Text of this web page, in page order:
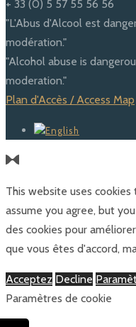
+ 33 (0) 5 57 55 56 56
"L'Abus d'Alcool est
modération."
"Alcohol abuse is
moderation."
Plan d'Accès / Access Map
This website uses
assume you agree, but
des cookies pour
que vous êtes d'accord,
Acceptez Decline
Paramètres de cookie